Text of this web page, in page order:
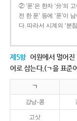
② ‘푼’은 한자 ‘分’의
전 한 푼’ 등에 ‘푼’이
다. 따라서 시계의 ‘분
제5항 어원에서 멀어
어로 삼는다.(ㄱ을 표준
ㄱ
강낭-콩
고삿